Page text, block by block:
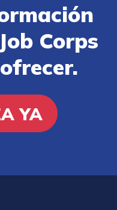
Corps
YA